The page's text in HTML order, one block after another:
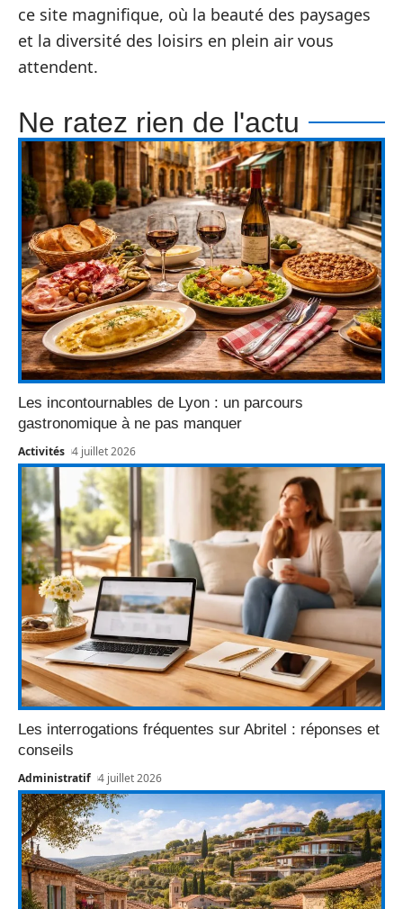
ce site magnifique, où la beauté des paysages
et la diversité des loisirs en plein air vous
attendent.
Ne ratez rien de l'actu
Les incontournables de Lyon : un parcours
gastronomique à ne pas manquer
Activités 4 juillet 2026
Les interrogations fréquentes sur Abritel : réponses et
conseils
Administratif 4 juillet 2026